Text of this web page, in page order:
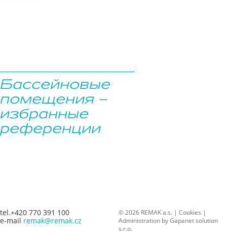
Бассейновые
помещения –
избранные
референции
tel.+420 770 391 100
e-mail remak@remak.cz
© 2026 REMAK a.s. | Cookies |
Administration byGapanet solution
s.r.o.